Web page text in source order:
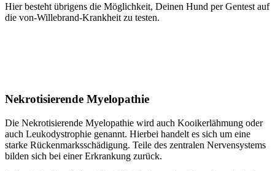
Hier besteht übrigens die Möglichkeit, Deinen Hund per Gentest auf
die von-Willebrand-Krankheit zu testen.
Nekrotisierende Myelopathie
Die Nekrotisierende Myelopathie wird auch Kooikerlähmung oder
auch Leukodystrophie genannt. Hierbei handelt es sich um eine
starke Rückenmarksschädigung. Teile des zentralen Nervensystems
bilden sich bei einer Erkrankung zurück.